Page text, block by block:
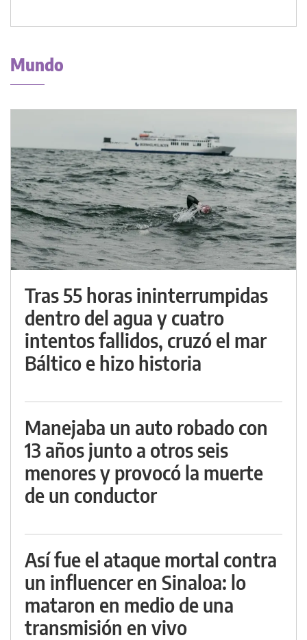
Mundo
Tras 55 horas ininterrumpidas
dentro del agua y cuatro
intentos fallidos, cruzó el mar
Báltico e hizo historia
Manejaba un auto robado con
13 años junto a otros seis
menores y provocó la muerte
de un conductor
Así fue el ataque mortal contra
un influencer en Sinaloa: lo
mataron en medio de una
transmisión en vivo